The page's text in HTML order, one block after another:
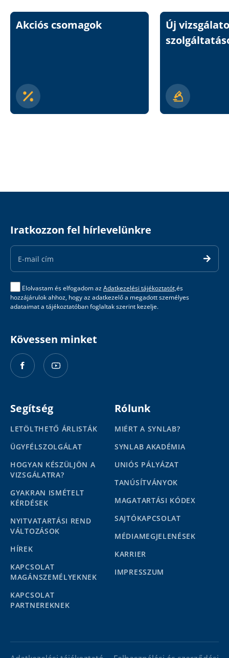
Akciós csomagok
Új
Iratkozzon fel hírlevelünkre
Email
Address
Elolvastam és elfogadom azAdatkezelési tájékoztatót,és
hozzájárulok ahhoz, hogy az adatkezelő a megadott személyes
adataimat a tájékoztatóban foglaltak szerint kezelje.
Kövessen minket
Segítség
LETÖLTHETŐ ÁRLISTÁK
ÜGYFÉLSZOLGÁLAT
HOGYAN KÉSZÜLJÖN A
VIZSGÁLATRA?
GYAKRAN ISMÉTELT
KÉRDÉSEK
NYITVATARTÁSI REND
VÁLTOZÁSOK
HÍREK
KAPCSOLAT
MAGÁNSZEMÉLYEKNEK
KAPCSOLAT
PARTNEREKNEK
Rólunk
MIÉRT A SYNLAB?
SYNLAB AKADÉMIA
UNIÓS PÁLYÁZAT
TANÚSÍTVÁNYOK
MAGATARTÁSI KÓDEX
SAJTÓKAPCSOLAT
MÉDIAMEGJELENÉSEK
KARRIER
IMPRESSZUM